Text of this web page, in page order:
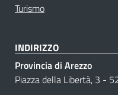
Turismo
INDIRIZZO
Provincia di Arezzo
Piazza della Libertà, 3 -